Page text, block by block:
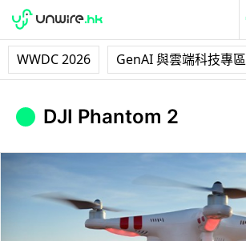
WWDC 2026 GenAI 與雲端科技專區
DJI Phantom 2